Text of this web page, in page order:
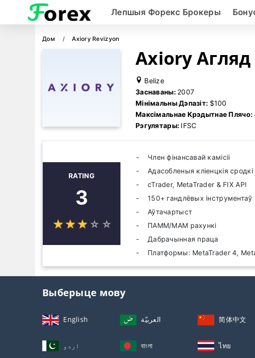
Лепшыя Форекс Брокеры
Дом Axiory Revizyon
Axiory Агляд
Belize
Заснаваны: 2007
Мінімальны Дэпазіт: $100
Максімальнае Крэдытнае Плячо:
Рэгулятары: IFSC
RATING
3
☆☆☆ ☆ ☆
★★★ ★ ★
Член фінансавай камісіі
Адасобленыя кліенцкія сродкі
cTrader, MetaTrader & FIX API
150+ гандлёвых інструментаў
Аўтачартыст
ПАММ/МАМ рахункі
Дабрачынная праца
Платформы: MetaTrader 4,
Выберыце мову
English العربيّة 简体中文
اردو বাংলা ไทย